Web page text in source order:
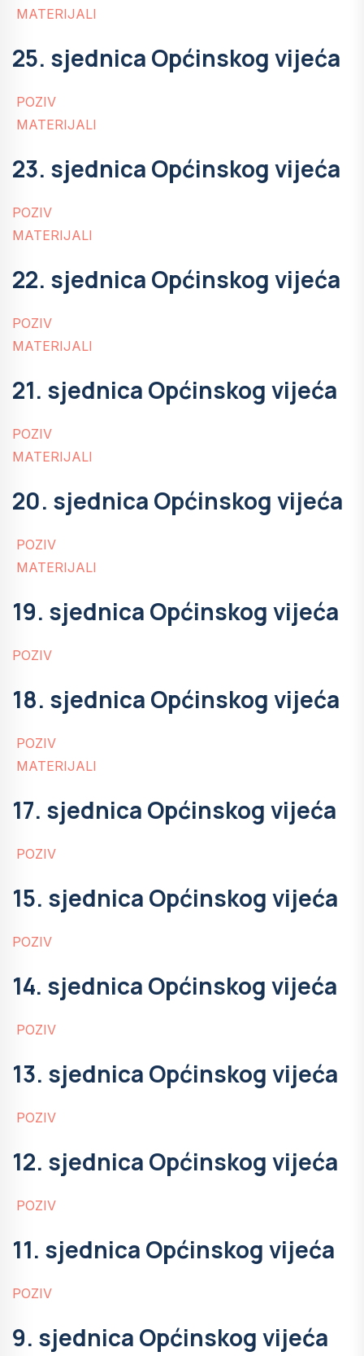
MATERIJALI
25. sjednica Općinskog vijeća
POZIV
MATERIJALI
23. sjednica Općinskog vijeća
POZIV
MATERIJALI
22. sjednica Općinskog vijeća
POZIV
MATERIJALI
21. sjednica Općinskog vijeća
POZIV
MATERIJALI
20. sjednica Općinskog vijeća
POZIV
MATERIJALI
19. sjednica Općinskog vijeća
POZIV
18. sjednica Općinskog vijeća
POZIV
MATERIJALI
17. sjednica Općinskog vijeća
POZIV
15. sjednica Općinskog vijeća
POZIV
14. sjednica Općinskog vijeća
POZIV
13. sjednica Općinskog vijeća
POZIV
12. sjednica Općinskog vijeća
POZIV
11. sjednica Općinskog vijeća
POZIV
9. sjednica Općinskog vijeća